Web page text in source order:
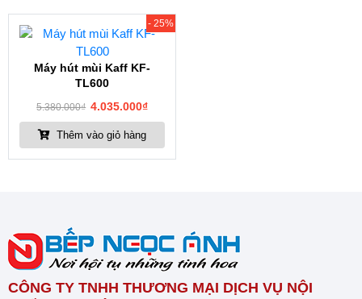
- 25%
Máy hút mùi Kaff KF-
TL600
5.380.000₫ 4.035.000₫
Thêm vào giỏ hàng
CÔNG TY TNHH THƯƠNG MẠI DỊCH VỤ NỘI